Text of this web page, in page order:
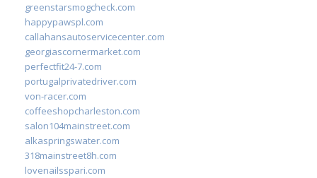
greenstarsmogcheck.com
happypawspl.com
callahansautoservicecenter.com
georgiascornermarket.com
perfectfit24-7.com
portugalprivatedriver.com
von-racer.com
coffeeshopcharleston.com
salon104mainstreet.com
alkaspringswater.com
318mainstreet8h.com
lovenailsspari.com